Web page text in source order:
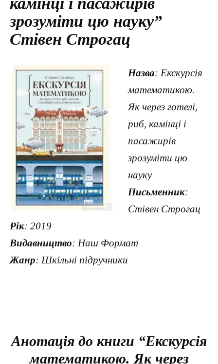
зрозуміти цю науку”
Стівен Строгац
Назва: Екскурсія
математикою.
Як через готелі,
риб, камінці і
пасажирів
зрозуміти цю
науку
Письменник:
Стівен Строгац
Рік: 2019
Видавництво: Наш Формат
Жанр: Шкільні підручники
Анотація до книги “Екскурсія
математикою. Як через